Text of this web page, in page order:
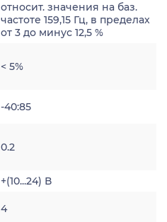
относит. значения на баз.
частоте 159,15 Гц, в пределах
от 3 до минус 12,5 %
< 5%
-40:85
0.2
+(10...24) В
4